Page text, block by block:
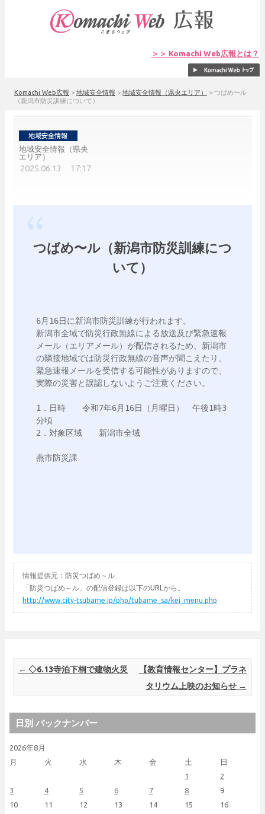
＞＞ Komachi Web広報とは？
Komachi Web広報 > 地域安全情報 > 地域安全情報（県央エリア） > つばめ〜ル
（新潟市防災訓練について）
地域安全情報（県央
エリア）
2025.06.13 17:17
つばめ〜ル（新潟市防災訓練につ
いて）
6月16日に新潟市防災訓練が行われます。
新潟市全域で防災行政無線による放送及び緊急速報
メール（エリアメール）が配信されるため、新潟市
の隣接地域では防災行政無線の音声が聞こえたり、
緊急速報メールを受信する可能性がありますので、
実際の災害と誤認しないようご注意ください。
1．日時　　令和7年6月16日（月曜日）　午後1時3
分頃
2．対象区域　　新潟市全域
燕市防災課
情報提供元：防災つばめ～ル
「防災つばめ～ル」の配信登録は以下のURLから。
http://www.city-tsubame.jp/php/tubame_sa/kei_menu.php
Post navigation
← ◇6.13寺泊下桐で建物火災
【教育情報センター】プラネ
タリウム上映のお知らせ →
日別 バックナンバー
2026年8月
月
火 水 木 金 土 日
1
2
3
4 5 6 7 8
9
10
11 12 13 14 15
16